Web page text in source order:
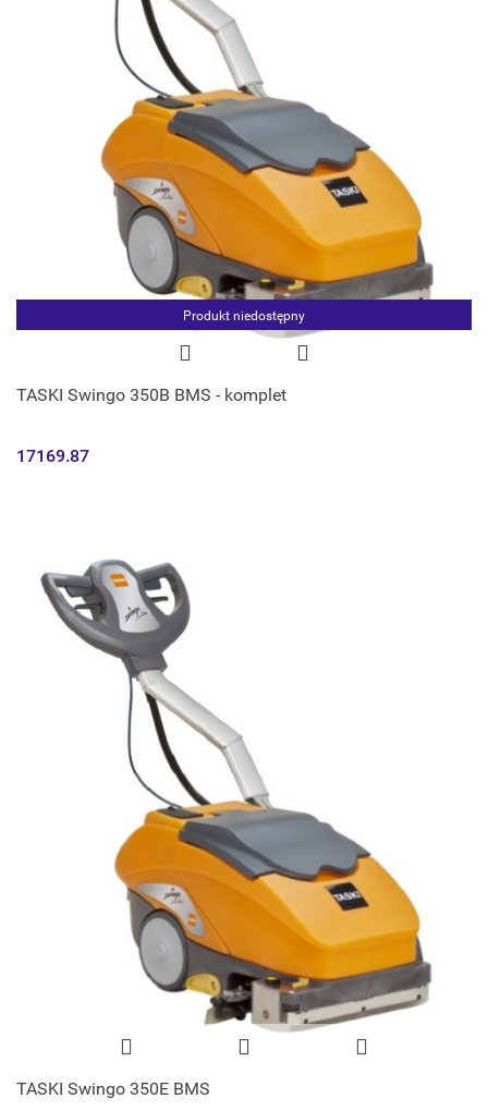
Produkt niedostępny
TASKI Swingo 350B BMS - komplet
17169.87
TASKI Swingo 350E BMS